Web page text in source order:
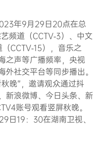
年9月29日20点在总
频道（CCTV-3）、中文
CCTV-15），音乐之
之声等广播频率，央视
社交平台等同步播出。
晚”，邀请观众通过抖
新浪微博、今日头条、新
账号观看竖屏秋晚。
日19：30在湖南卫视、